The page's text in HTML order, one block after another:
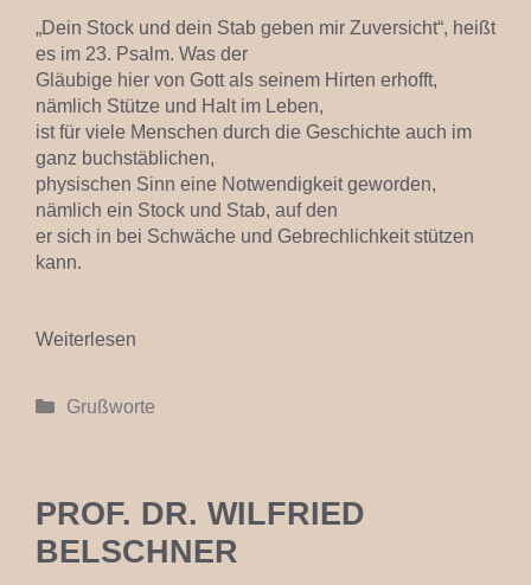
„Dein Stock und dein Stab geben mir Zuversicht“, heißt
es im 23. Psalm. Was der
Gläubige hier von Gott als seinem Hirten erhofft,
nämlich Stütze und Halt im Leben,
ist für viele Menschen durch die Geschichte auch im
ganz buchstäblichen,
physischen Sinn eine Notwendigkeit geworden,
nämlich ein Stock und Stab, auf den
er sich in bei Schwäche und Gebrechlichkeit stützen
kann.
Weiterlesen
Kategorien
Grußworte
PROF. DR. WILFRIED
BELSCHNER